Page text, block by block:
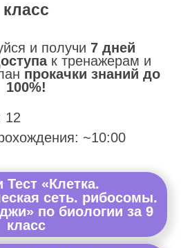
класс
и получи 7 дней
к тренажерам и
прокачки знаний до
100%!
12
~10:00
Тест «Клетка.
сеть. рибосомы.
по биологии за 9
класс